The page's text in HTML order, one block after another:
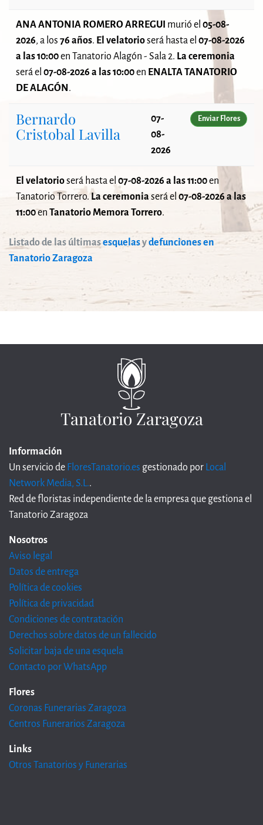
Listado de las últimasesquelasydefunciones en
Tanatorio Zaragoza
ANA ANTONIA ROMERO ARREGUI murió el 05-08-
2026, a los 76 años. El velatorioserá hasta el 07-08-2026
a las 10:00en Tanatorio Alagón - Sala 2. La ceremonia
será el 07-08-2026 a las 10:00en ENALTA TANATORIO
DE ALAGÓN.
Bernardo
Cristobal Lavilla
07-
08-
2026
Enviar Flores
El velatorioserá hasta el 07-08-2026 a las 11:00en
Tanatorio Torrero.La ceremoniaserá el 07-08-2026 a las
11:00en Tanatorio Memora Torrero.
Tanatorio Zaragoza
Información
Un servicio de FloresTanatorio.es gestionado por Local
Network Media, S.L..
Red de floristas independiente de la empresa que gestiona el
Tanatorio Zaragoza
Nosotros
Aviso legal
Datos de entrega
Política de cookies
Política de privacidad
Condiciones de contratación
Derechos sobre datos de un fallecido
Solicitar baja de una esquela
Contacto por WhatsApp
Flores
Coronas Funerarias Zaragoza
Centros Funerarios Zaragoza
Links
Otros Tanatorios y Funerarias